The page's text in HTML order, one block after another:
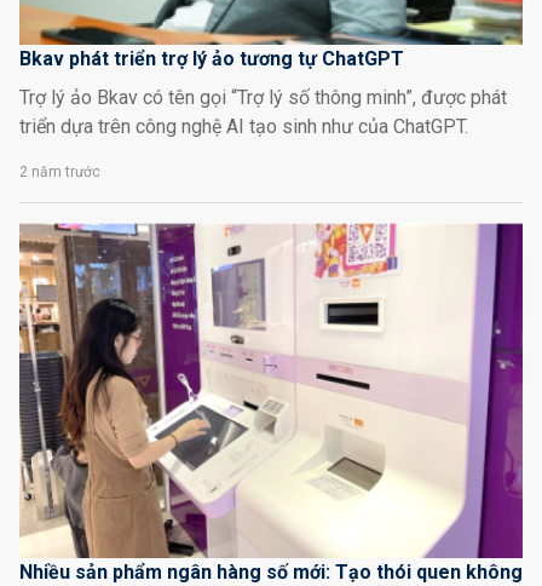
Bkav phát triển trợ lý ảo tương tự ChatGPT
Trợ lý ảo Bkav có tên gọi “Trợ lý số thông minh”, được phát
triển dựa trên công nghệ AI tạo sinh như của ChatGPT.
2 năm trước
Nhiều sản phẩm ngân hàng số mới: Tạo thói quen không